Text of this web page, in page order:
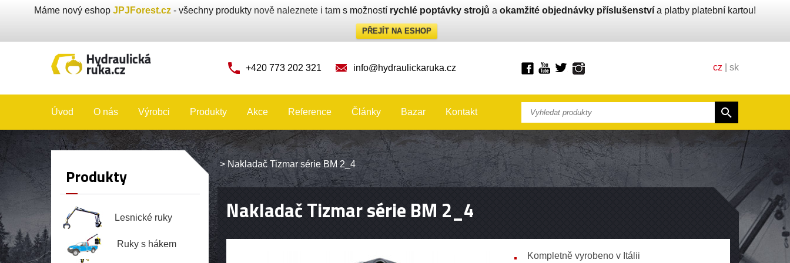
Máme nový eshop JPJForest.cz - všechny produkty nově naleznete i tam s možností rychlé poptávky strojů a okamžité objednávky příslušenství a platby platební kartou!
PŘEJÍT NA ESHOP
+420 773 202 321 info@hydraulickaruka.cz cz sk
Úvod O nás Výrobci Produkty Akce Reference Články Bazar Kontakt
Produkty
Lesnické ruky
Ruky s hákem
> Nakladač Tizmar série BM 2_4
Nakladač Tizmar série BM 2_4
Kompletně vyrobeno v Itálii